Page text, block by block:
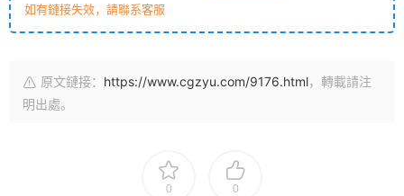
如有鏈接失效，請聯系客服
原文鏈接： https://www.cgzyu.com/9176.html，轉載請注
明出處。
0 0